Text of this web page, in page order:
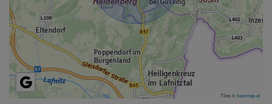
Tiles ©basemap.at